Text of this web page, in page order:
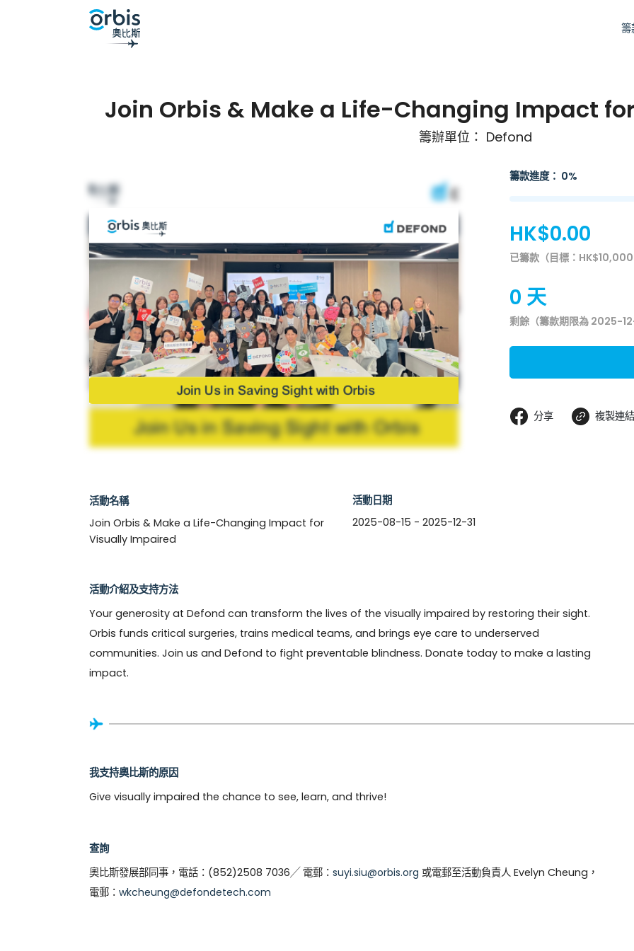
籌
Join Orbis & Make a Life-Changing Impact
籌辦單位： Defond
籌款進度： 0%
HK$0.00
已籌款（目標：
0 天
剩餘（籌款期限為 2025-12-
分享 複製連結
活動名稱
Join Orbis & Make a Life-Changing Impact for
Visually Impaired
活動日期
2025-08-15 - 2025-12-31
活動介紹及支持方法
Your generosity at Defond can transform the lives of the visually impaired by restoring their sight.
Orbis funds critical surgeries, trains medical teams, and brings eye care to underserved
communities. Join us and Defond to fight preventable blindness. Donate today to make a lasting
impact.
我支持奧比斯的原因
Give visually impaired the chance to see, learn, and thrive!
查詢
奧比斯發展部同事，電話：(852)2508 7036╱ 電郵： suyi.siu@orbis.org 或電郵至活動負責人 Evelyn Cheung，
電郵： wkcheung@defondetech.com